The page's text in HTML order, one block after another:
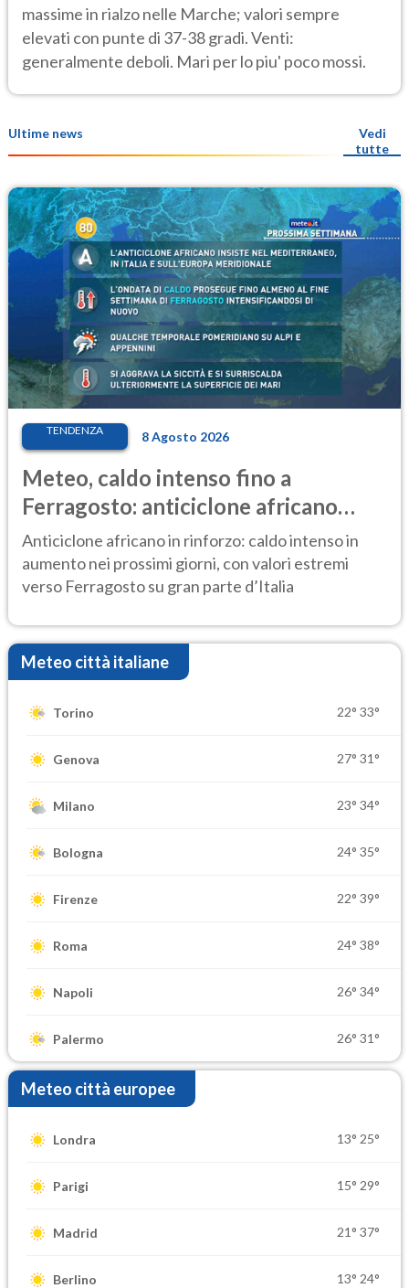
massime in rialzo nelle Marche; valori sempre
elevati con punte di 37-38 gradi. Venti:
generalmente deboli. Mari per lo piu' poco mossi.
Ultime news
Vedi
tutte
TENDENZA 8 Agosto 2026
Meteo, caldo intenso fino a
Ferragosto: anticiclone africano
ancora protagonista
Anticiclone africano in rinforzo: caldo intenso in
aumento nei prossimi giorni, con valori estremi
verso Ferragosto su gran parte d’Italia
Meteo città italiane
Torino 22° 33°
Genova 27° 31°
Milano 23° 34°
Bologna 24° 35°
Firenze 22° 39°
Roma 24° 38°
Napoli 26° 34°
Palermo 26° 31°
Meteo città europee
Londra 13° 25°
Parigi 15° 29°
Madrid 21° 37°
Berlino 13° 24°